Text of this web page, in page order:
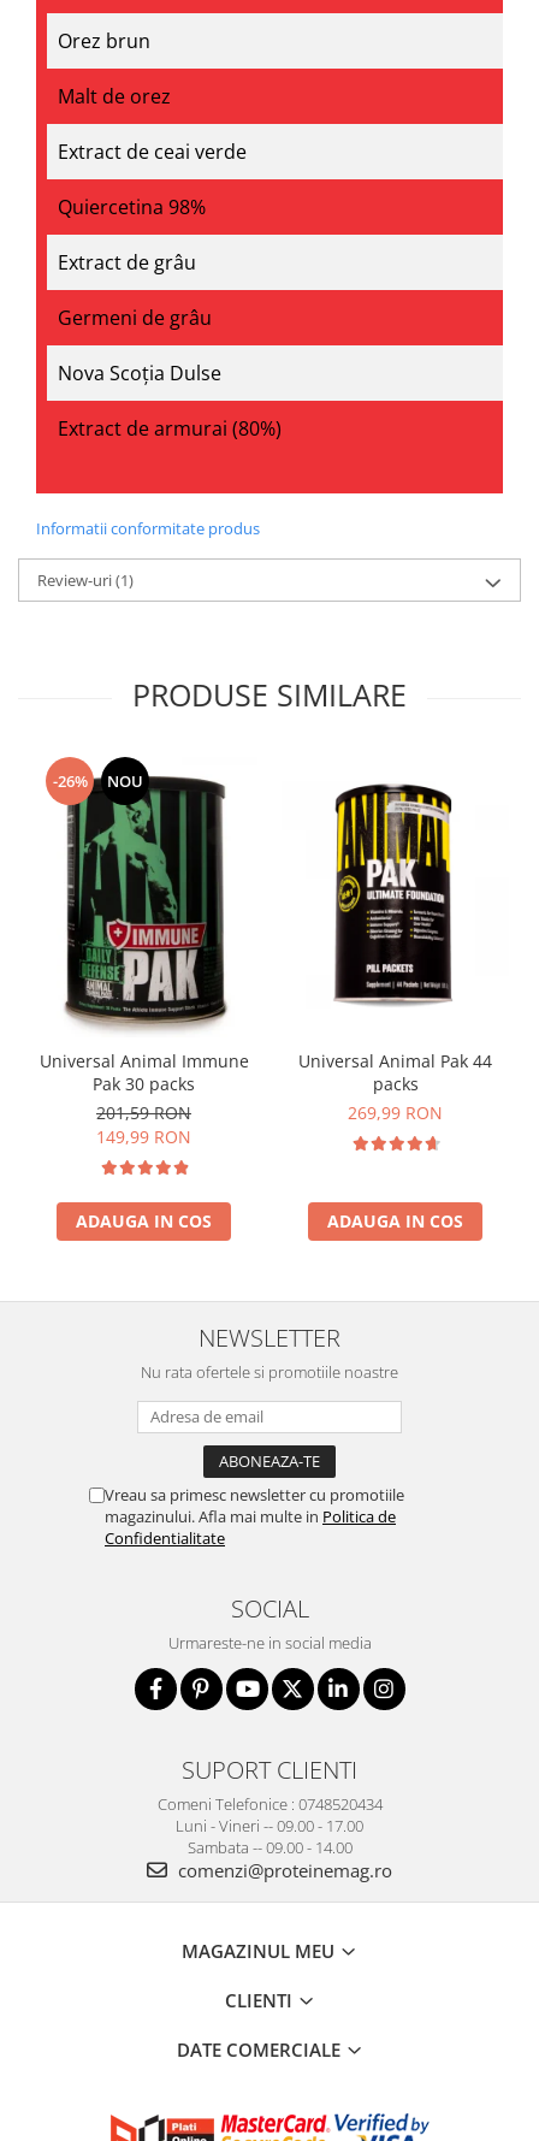
Orez brun
Malt de orez
Extract de ceai verde
Quiercetina 98%
Extract de grâu
Germeni de grâu
Nova Scoția Dulse
Extract de armurai (80%)
Informatii conformitate produs
Review-uri(1)
PRODUSE SIMILARE
-26% NOU
Universal Animal Immune
Pak 30 packs
201,59 RON
149,99 RON
ADAUGA IN COS
Universal Animal Pak 44
packs
269,99 RON
ADAUGA IN COS
NEWSLETTER
Nu rata ofertele si promotiile noastre
Vreau sa primesc newsletter cu promotiile
magazinului. Afla mai multe in Politica de
Confidentialitate
SOCIAL
Urmareste-ne in social media
SUPORT CLIENTI
Comeni Telefonice : 0748520434
Luni - Vineri -- 09.00 - 17.00
Sambata -- 09.00 - 14.00
comenzi@proteinemag.ro
MAGAZINUL MEU
CLIENTI
DATE COMERCIALE